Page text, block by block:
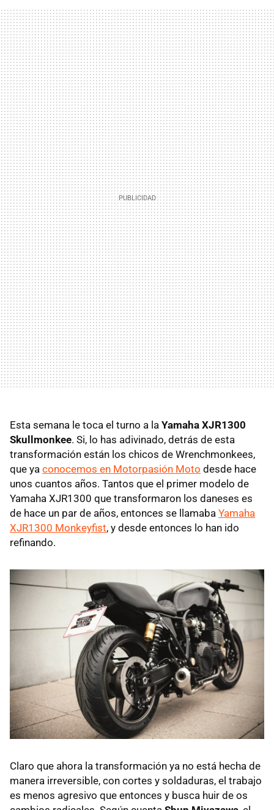
Esta semana le toca el turno a la Yamaha XJR1300
Skullmonkee. Si, lo has adivinado, detrás de esta
transformación están los chicos de Wrenchmonkees,
que ya conocemos en Motorpasión Moto desde hace
unos cuantos años. Tantos que el primer modelo de
Yamaha XJR1300 que transformaron los daneses es
de hace un par de años, entonces se llamaba Yamaha
XJR1300 Monkeyfist, y desde entonces lo han ido
refinando.
Claro que ahora la transformación ya no está hecha de
manera irreversible, con cortes y soldaduras, el trabajo
es menos agresivo que entonces y busca huir de os